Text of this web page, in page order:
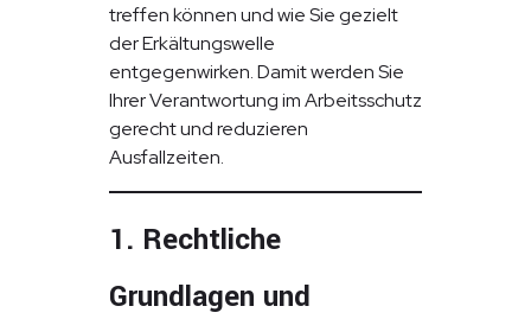
treffen können und wie Sie gezielt
der Erkältungswelle
entgegenwirken. Damit werden Sie
Ihrer Verantwortung im Arbeitsschutz
gerecht und reduzieren
Ausfallzeiten.
1. Rechtliche
Grundlagen und